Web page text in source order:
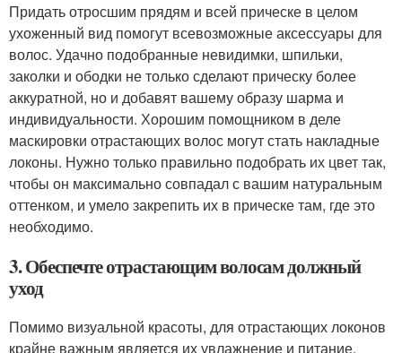
Придать отросшим прядям и всей прическе в целом
ухоженный вид помогут всевозможные аксессуары для
волос. Удачно подобранные невидимки, шпильки,
заколки и ободки не только сделают прическу более
аккуратной, но и добавят вашему образу шарма и
индивидуальности. Хорошим помощником в деле
маскировки отрастающих волос могут стать накладные
локоны. Нужно только правильно подобрать их цвет так,
чтобы он максимально совпадал с вашим натуральным
оттенком, и умело закрепить их в прическе там, где это
необходимо.
3. Обеспечте отрастающим волосам должный
уход
Помимо визуальной красоты, для отрастающих локонов
крайне важным является их увлажнение и питание.